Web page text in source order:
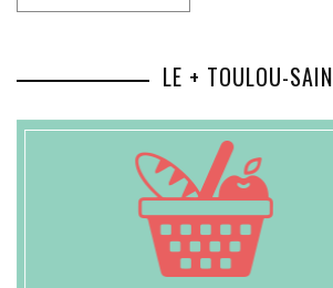
LE + TOULOU-SAIN